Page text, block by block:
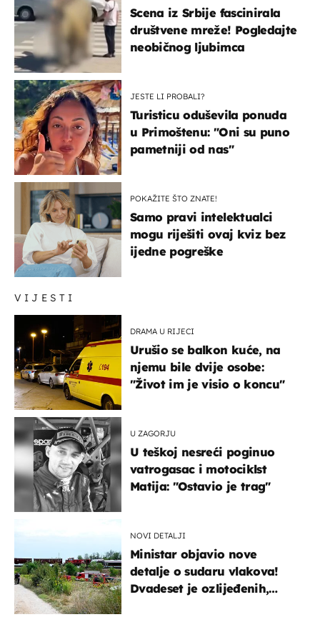
VIJESTI
DRAMA U RIJECI
Urušio se balkon kuće, na
njemu bile dvije osobe:
"Život im je visio o koncu"
U ZAGORJU
U teškoj nesreći poginuo
vatrogasac i motociklst
Matija: "Ostavio je trag"
NOVI DETALJI
Ministar objavio nove
detalje o sudaru vlakova!
Dvadeset je ozlijeđenih,
Scena iz Srbije fascinirala
društvene mreže! Pogledajte
neobičnog ljubimca
JESTE LI PROBALI?
Turisticu oduševila ponuda
u Primoštenu: "Oni su puno
pametniji od nas"
POKAŽITE ŠTO ZNATE!
Samo pravi intelektualci
mogu riješiti ovaj kviz bez
ijedne pogreške